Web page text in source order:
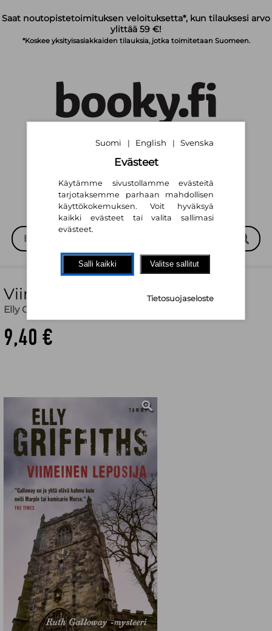
Saat noutopistetoimituksen veloituksetta*, kun tilauksesi arvo
ylittää 59 €!
*Koskee yksityisasiakkaiden tilauksia, jotka toimitetaan Suomeen.
Suomi | English | Svenska
Viimeinen leposija
Elly Griffiths
9,40 €
Suomi | English | Svenska
Evästeet
Käytämme sivustollamme evästeitä
tarjotaksemme parhaan mahdollisen
käyttökokemuksen. Voit hyväksyä
kaikki evästeet tai valita sallimasi
evästeet.
Salli kaikki Valitse sallitut
Tietosuojaseloste